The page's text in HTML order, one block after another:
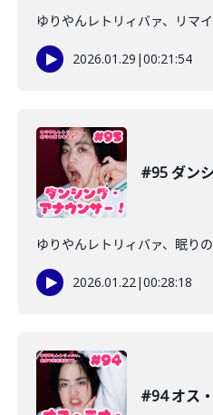
ゆりやんレトリィバァ、リマ
2026.01.29 |00:21:54
#95 ダン
ゆりやんレトリィバァ、眠りの
2026.01.22|00:28:18
#94 オス